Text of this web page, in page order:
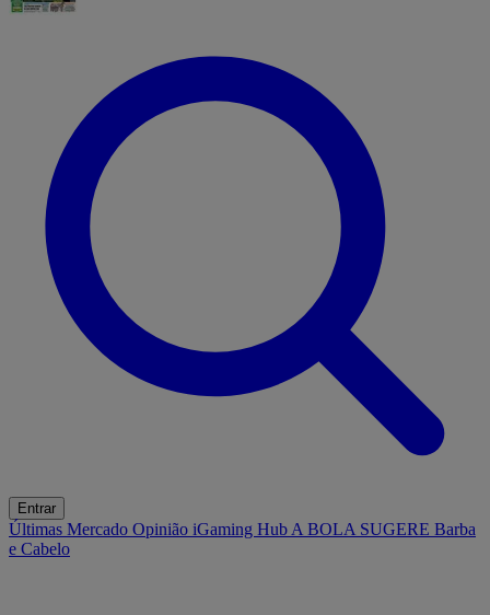
Entrar
Últimas Mercado Opinião iGaming Hub A BOLA SUGERE Barba
e Cabelo